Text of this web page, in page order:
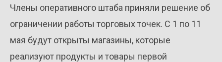
Члены оперативного штаба приняли решение об
ограничении работы торговых точек. С 1 по 11
мая будут открыты магазины, которые
реализуют продукты и товары первой